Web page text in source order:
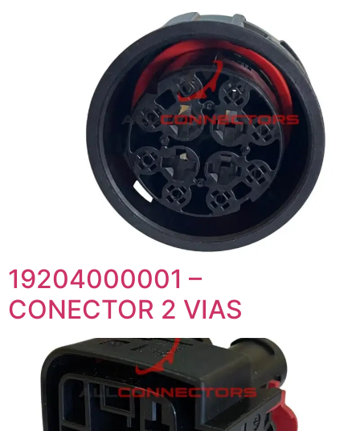
19204000001 –
CONECTOR 2 VIAS